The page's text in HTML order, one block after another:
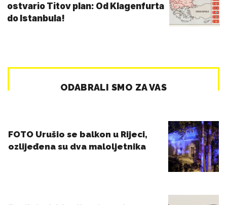
ostvario Titov plan: Od Klagenfurta
do Istanbula!